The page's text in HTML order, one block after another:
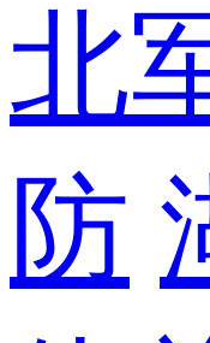
北
防